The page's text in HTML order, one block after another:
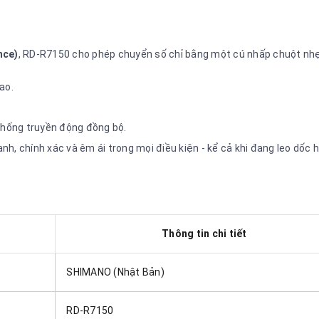
, RD-R7150 cho phép chuyển số chỉ bằng một cú nhấp chuột
truyền động đồng bộ.
chính xác và êm ái trong mọi điều kiện - kể cả khi đang leo dốc
Thông tin chi tiết
SHIMANO (Nhật Bản)
RD-R7150